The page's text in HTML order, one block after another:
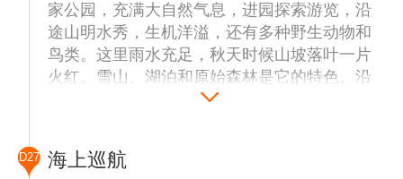
家公园，充满大自然气息，进园探索游览，沿
途山明水秀，生机洋溢，还有多种野生动物和
鸟类。这里雨水充足，秋天时候山坡落叶一片
火红。雪山、湖泊和原始森林是它的特色。沿
着3号公路来到阿莱曼主教市野营地火车站，
还展出一些实物和资料。
D27 海上巡航